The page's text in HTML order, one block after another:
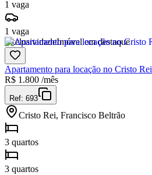
1 vaga
1 vaga
ExclusividadeImóvel em destaque
Apartamento para locação no Cristo Rei
R$ 1.800 /mês
Ref: 693
Cristo Rei, Francisco Beltrão
3 quartos
3 quartos